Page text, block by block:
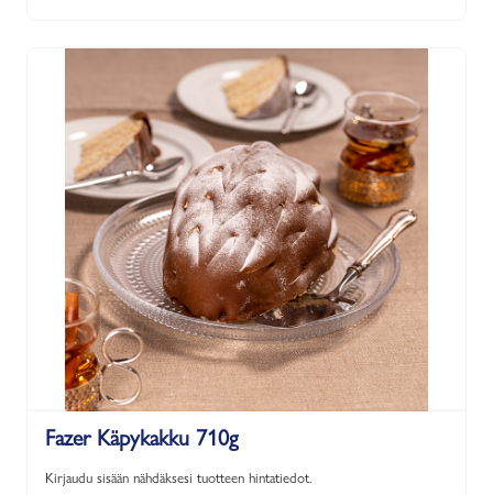
Fazer Käpykakku 710g
Kirjaudu sisään nähdäksesi tuotteen hintatiedot.